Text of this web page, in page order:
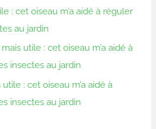
: cet oiseau m’a aidé à réguler
au jardin
utile : cet oiseau m’a aidé à
insectes au jardin
: cet oiseau m’a aidé à
insectes au jardin